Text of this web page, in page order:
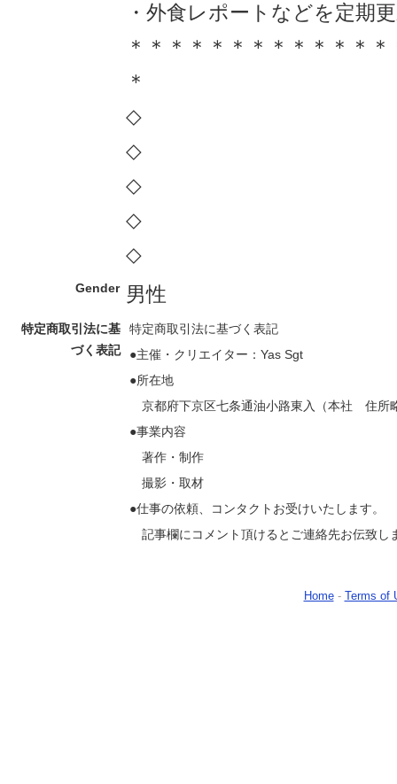
・外食レポートなどを定期
＊＊＊＊＊＊＊＊＊＊＊＊
＊
◇
◇
◇
◇
◇
Gender 男性
特定商取引法に基
づく表記
特定商取引法に基づく表記
●主催・クリエイター：Yas Sgt
●所在地
京都府下京区七条通油小路東入（本社 住所
●事業内容
著作・制作
撮影・取材
●仕事の依頼、コンタクトお受けいたします。
記事欄にコメント頂けるとご連絡先お伝致し
Home- Terms of